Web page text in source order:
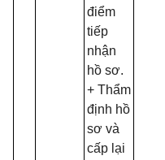
điểm
tiếp
nhận
hồ sơ.
+ Thẩm
định hồ
sơ và
cấp lại